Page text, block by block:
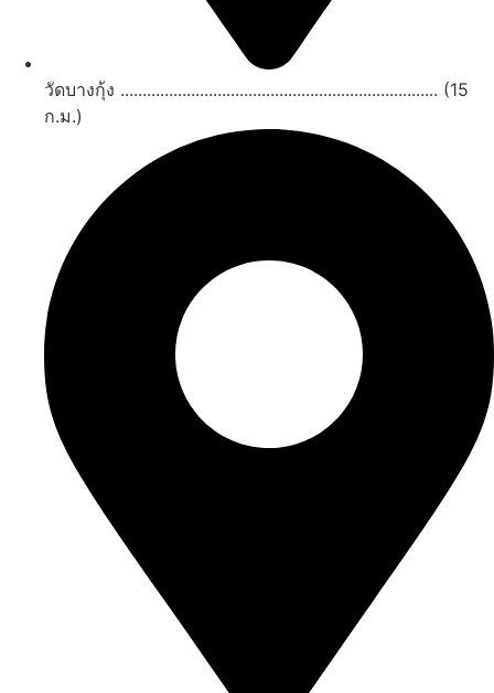
วัดบางกุ้ง ........................................................................ (15
ก.ม.)